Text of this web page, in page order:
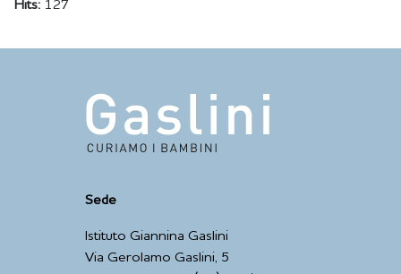
Hits: 127
Sede
Istituto Giannina Gaslini
Via Gerolamo Gaslini, 5